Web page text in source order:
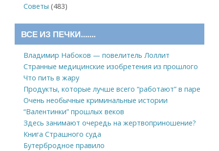
Советы (483)
ВСЕ ИЗ ПЕЧКИ…….
Владимир Набоков — повелитель Лоллит
Странные медицинские изобретения из прошлого
Что пить в жару
Продукты, которые лучше всего “работают” в паре
Очень необычные криминальные истории
“Валентинки” прошлых веков
Здесь занимают очередь на жертвоприношение?
Книга Страшного суда
Бутербродное правило